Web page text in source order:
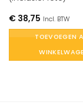
€38,75 Incl. BTW
TOEVOEGEN